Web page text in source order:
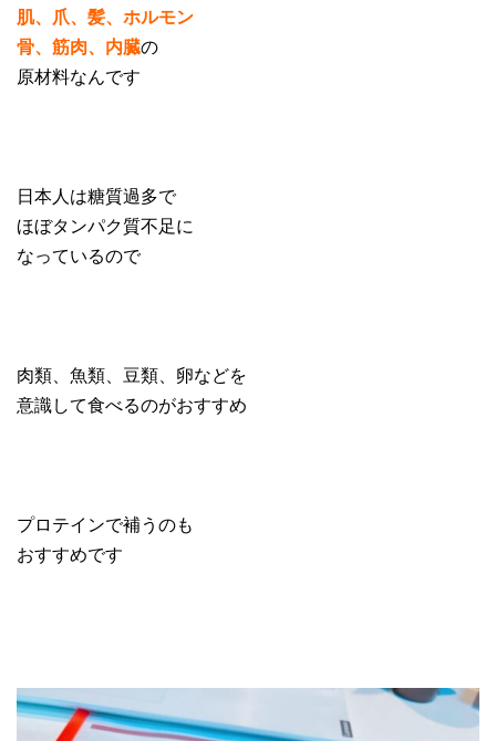
肌、爪、髪、ホルモン
骨、筋肉、内臓の
原材料なんです
日本人は糖質過多で
ほぼタンパク質不足に
なっているので
肉類、魚類、豆類、卵などを
意識して食べるのがおすすめ
プロテインで補うのも
おすすめです